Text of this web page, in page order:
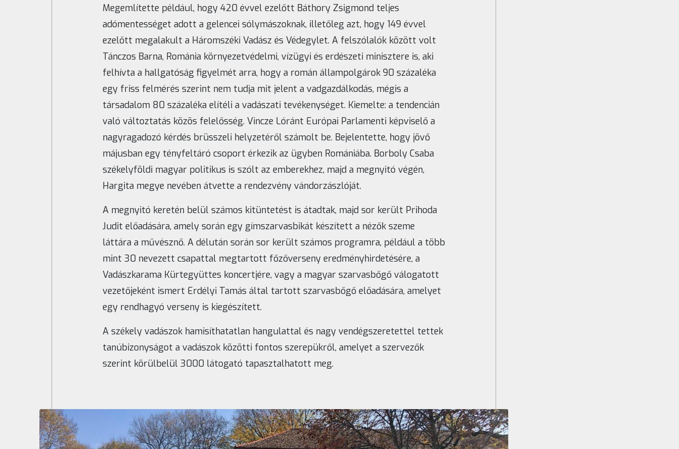
Megemlítette például, hogy 420 évvel ezelőtt Báthory Zsigmond teljes
adómentességet adott a gelencei sólymászoknak, illetőleg azt, hogy 149 évvel
ezelőtt megalakult a Háromszéki Vadász és Védegylet. A felszólalók között volt
Tánczos Barna, Románia környezetvédelmi, vízügyi és erdészeti minisztere is, aki
felhívta a hallgatóság figyelmét arra, hogy a román állampolgárok 90 százaléka
egy friss felmérés szerint nem tudja mit jelent a vadgazdálkodás, mégis a
társadalom 80 százaléka elítéli a vadászati tevékenységet. Kiemelte: a tendencián
való változtatás közös felelősség. Vincze Lóránt Európai Parlamenti képviselő a
nagyragadozó kérdés brüsszeli helyzetéről számolt be. Bejelentette, hogy jövő
májusban egy tényfeltáró csoport érkezik az ügyben Romániába. Borboly Csaba
székelyföldi magyar politikus is szólt az emberekhez, majd a megnyitó végén,
Hargita megye nevében átvette a rendezvény vándorzászlóját.
A megnyitó keretén belül számos kitüntetést is átadtak, majd sor került Prihoda
Judit előadására, amely során egy gímszarvasbikát készített a nézők szeme
láttára a művésznő. A délután során sor került számos programra, például a több
mint 30 nevezett csapattal megtartott főzőverseny eredményhirdetésére, a
Vadászkarama Kürtegyüttes koncertjére, vagy a magyar szarvasbőgő válogatott
vezetőjeként ismert Erdélyi Tamás által tartott szarvasbőgő előadására, amelyet
egy rendhagyó verseny is kiegészített.
A székely vadászok hamisíthatatlan hangulattal és nagy vendégszeretettel tettek
tanúbizonyságot a vadászok közötti fontos szerepükről, amelyet a szervezők
szerint körülbelül 3000 látogató tapasztalhatott meg.